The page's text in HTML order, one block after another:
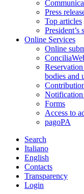
Press
Top articles
President’s
Online Services
Online
bodies and
Notification
Forms
Access to
pagoPA
Search
Italiano
English
Contacts
Transparency
Login